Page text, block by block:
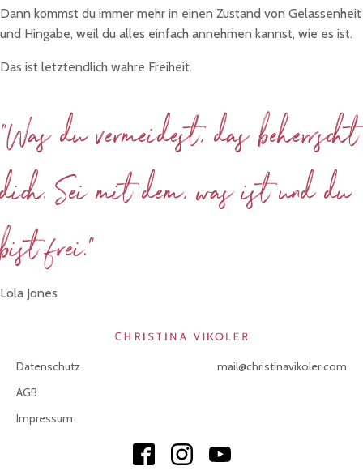
Dann kommst du immer mehr in einen Zustand von Gelassenheit
und Hingabe, weil du alles einfach annehmen kannst, wie es ist.
Das ist letztendlich wahre Freiheit.
"Was du vermeidest, das beherrscht
dich. Sei mit dem, was ist und du
bist frei."
Lola Jones
Datenschutz
AGB
Impressum
mail@christinavikoler.com